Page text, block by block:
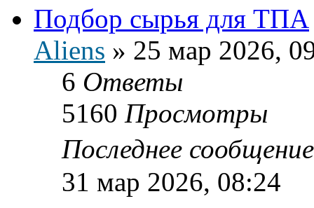
Подбор сырья для ТПА
Aliens » 25 мар 2026,
6 Ответы
5160 Просмотры
Последнее
31 мар 2026, 08:24